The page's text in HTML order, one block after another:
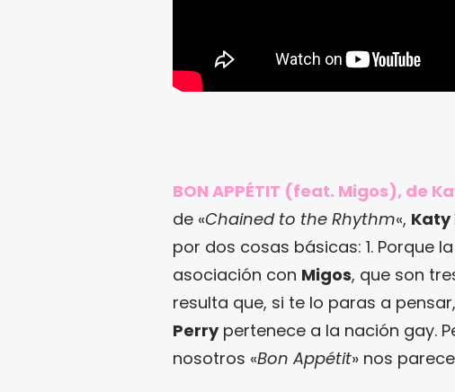
BON APPÉTIT (feat. Migos), de
de «Chained to the Rhythm«, Katy
por dos cosas básicas: 1. Porque
asociación con Migos, que son
resulta que, si te lo paras a
Perrypertenece a la nación gay.
nosotros «Bon Appétit» nos